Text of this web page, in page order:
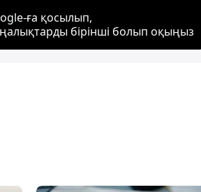
ға қосылып,
бірінші болып оқыңыз